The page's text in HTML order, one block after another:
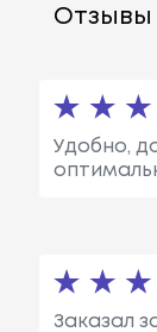
Отзывы
Удобно,
Заказал